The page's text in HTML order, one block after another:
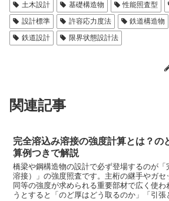
土木設計 基礎構造物 性能照査型
設計標準
許容応力度法 鉄道構造物
鉄道設計
限界状態設計法
関連記事
完全溶込み溶接の強度計算とは？の
算例つきで解説
橋梁や鋼構造物の設計で必ず登場するのが
溶接）」の強度照査です。主桁の継手やガセ
同等の強度が求められる重要部材で広く使わ
うとすると「のど厚はどう取るのか」「引